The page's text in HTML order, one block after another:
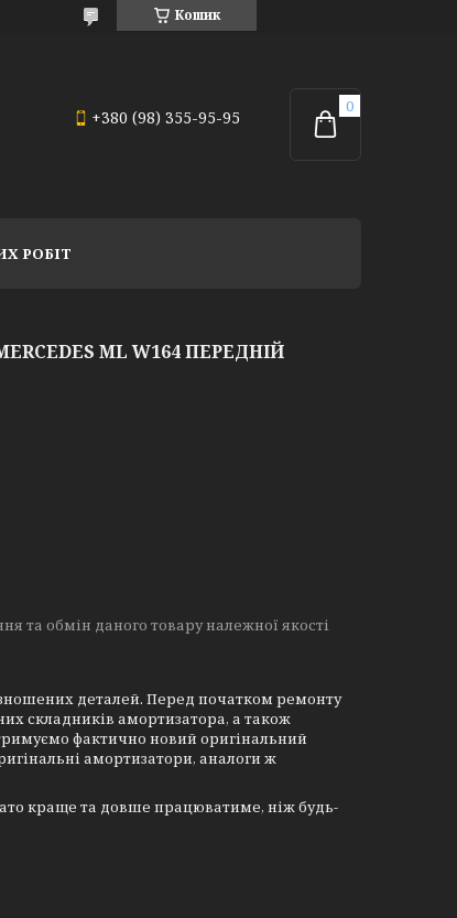
Кошик
+380 (98) 355-95-95
РОБІТ
ML W164 ПЕРЕДНІЙ
та обмін даного товару належної якості
деталей. Перед початком ремонту
складників амортизатора, а також
фактично новий оригінальний
амортизатори, аналоги ж
краще та довше працюватиме, ніж будь-